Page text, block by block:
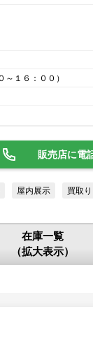
１６：００）
販売店に電
屋内展示 買取り
在庫一覧
（拡大表示）